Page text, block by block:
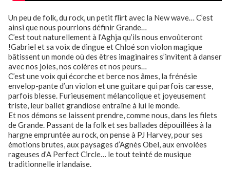
Un peu de folk, du rock, un petit flirt avec la New wave… C’est
ainsi que nous pourrions définir Grande…
C’est tout naturellement à l’Aghja qu’ils nous envoûteront
!Gabriel et sa voix de dingue et Chloé son violon magique
bâtissent un monde où des êtres imaginaires s’invitent à danser
avec nos joies, nos colères et nos peurs…
C’est une voix qui écorche et berce nos âmes, la frénésie
envelop-pante d’un violon et une guitare qui parfois caresse,
parfois blesse. Furieusement mélancolique et joyeusement
triste, leur ballet grandiose entraîne à lui le monde.
Et nos démons se laissent prendre, comme nous, dans les filets
de Grande. Passant de la folk et ses ballades dépouillées à la
hargne empruntée au rock, on pense à PJ Harvey, pour ses
émotions brutes, aux paysages d’Agnès Obel, aux envolées
rageuses d’A Perfect Circle… le tout teinté de musique
traditionnelle irlandaise.